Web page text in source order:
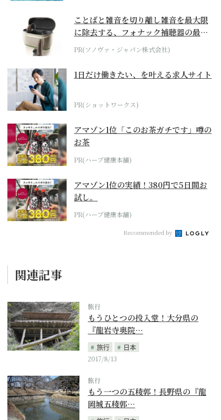
ことばと雑音を切り離し雑音を最大限
に除去する、フォナック補聴器の最上
位モデル
PR(ソノヴァ・ジャパン株式会社)
1日だけ働きたい、を叶える求人サイト
PR(ショットワークス)
アマゾン1位「このお茶ガチです」噂の
お茶
PR(ハーブ健康本舗)
アマゾン1位の実績！380円で5日間お
試し。
PR(ハーブ健康本舗)
Recommended by
関連記事
旅行
もうひとつの投入堂！大分県の
『龍岩寺奥院…
旅行
日本
2017/8/13
旅行
もう一つの五稜郭！長野県の『龍
岡城五稜郭…